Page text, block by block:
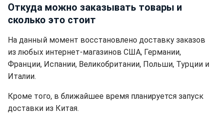
Откуда можно заказывать товары и
сколько это стоит
На данный момент восстановлено доставку заказов
из любых интернет-магазинов США, Германии,
Франции, Испании, Великобритании, Польши, Турции и
Италии.
Кроме того, в ближайшее время планируется запуск
доставки из Китая.